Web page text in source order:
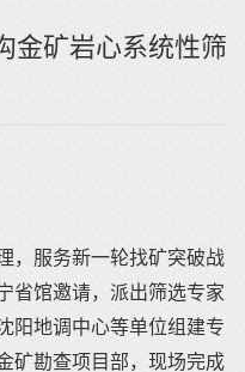
金矿岩心系统性筛
，服务新一轮找矿突破战
省馆邀请，派出筛选专家
阳地调中心等单位组建专
矿勘查项目部，现场完成